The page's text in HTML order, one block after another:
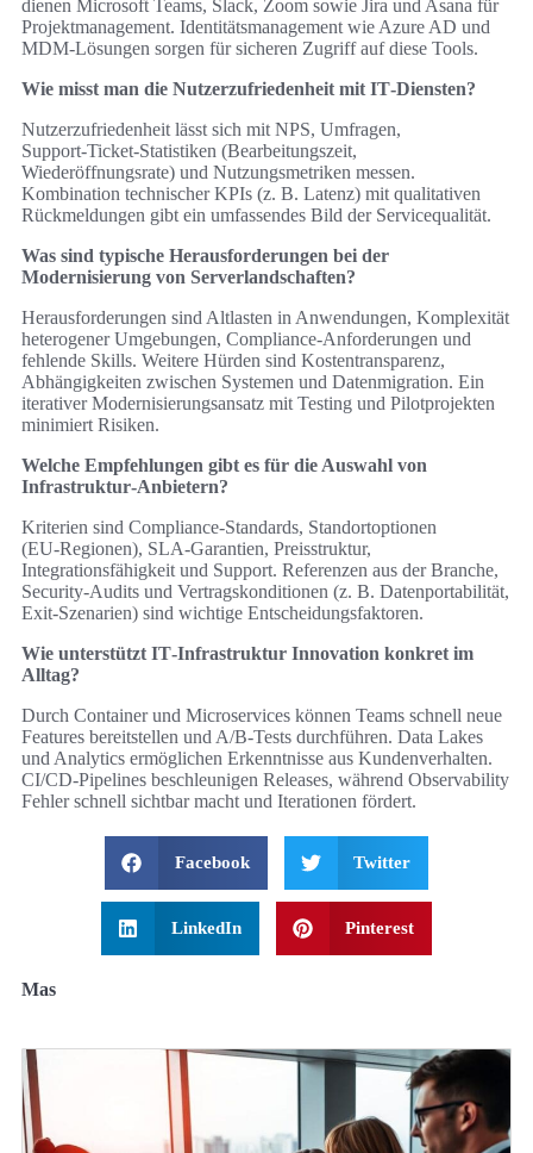
dienen Microsoft Teams, Slack, Zoom sowie Jira und Asana für
Projektmanagement. Identitätsmanagement wie Azure AD und
MDM‑Lösungen sorgen für sicheren Zugriff auf diese Tools.
Wie misst man die Nutzerzufriedenheit mit IT‑Diensten?
Nutzerzufriedenheit lässt sich mit NPS, Umfragen,
Support‑Ticket‑Statistiken (Bearbeitungszeit,
Wiederöffnungsrate) und Nutzungsmetriken messen.
Kombination technischer KPIs (z. B. Latenz) mit qualitativen
Rückmeldungen gibt ein umfassendes Bild der Servicequalität.
Was sind typische Herausforderungen bei der
Modernisierung von Serverlandschaften?
Herausforderungen sind Altlasten in Anwendungen, Komplexität
heterogener Umgebungen, Compliance‑Anforderungen und
fehlende Skills. Weitere Hürden sind Kostentransparenz,
Abhängigkeiten zwischen Systemen und Datenmigration. Ein
iterativer Modernisierungsansatz mit Testing und Pilotprojekten
minimiert Risiken.
Welche Empfehlungen gibt es für die Auswahl von
Infrastruktur‑Anbietern?
Kriterien sind Compliance‑Standards, Standortoptionen
(EU‑Regionen), SLA‑Garantien, Preisstruktur,
Integrationsfähigkeit und Support. Referenzen aus der Branche,
Security‑Audits und Vertragskonditionen (z. B. Datenportabilität,
Exit‑Szenarien) sind wichtige Entscheidungsfaktoren.
Wie unterstützt IT‑Infrastruktur Innovation konkret im
Alltag?
Durch Container und Microservices können Teams schnell neue
Features bereitstellen und A/B‑Tests durchführen. Data Lakes
und Analytics ermöglichen Erkenntnisse aus Kundenverhalten.
CI/CD‑Pipelines beschleunigen Releases, während Observability
Fehler schnell sichtbar macht und Iterationen fördert.
Facebook Twitter
LinkedIn Pinterest
Mas